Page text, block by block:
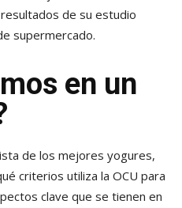
de su estudio
supermercado.
en un
de los mejores yogures,
criterios utiliza la OCU para
clave que se tienen en